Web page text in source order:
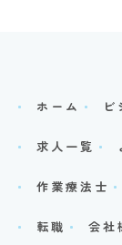
ホーム ビ
求人一覧
作業療法士
転職 会社